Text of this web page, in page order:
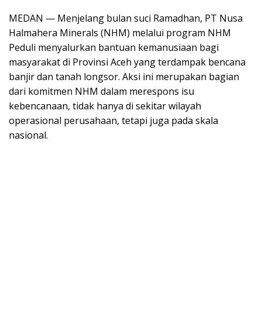
MEDAN — Menjelang bulan suci Ramadhan, PT Nusa
Halmahera Minerals (NHM) melalui program NHM
Peduli menyalurkan bantuan kemanusiaan bagi
masyarakat di Provinsi Aceh yang terdampak bencana
banjir dan tanah longsor. Aksi ini merupakan bagian
dari komitmen NHM dalam merespons isu
kebencanaan, tidak hanya di sekitar wilayah
operasional perusahaan, tetapi juga pada skala
nasional.